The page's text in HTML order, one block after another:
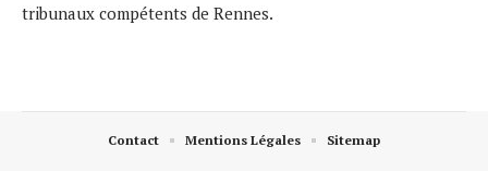
tribunaux compétents de Rennes.
Contact Mentions Légales Sitemap